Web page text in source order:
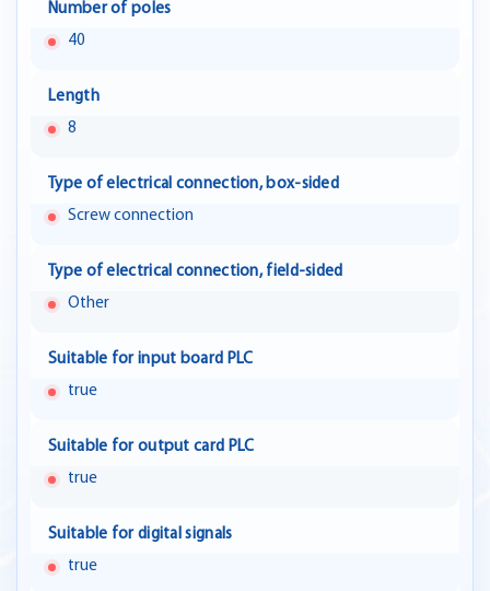
Number of poles
40
Length
8
Type of electrical connection, box-sided
Screw connection
Type of electrical connection, field-sided
Other
Suitable for input board PLC
true
Suitable for output card PLC
true
Suitable for digital signals
true